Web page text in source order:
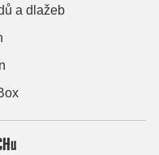
a dlažeb